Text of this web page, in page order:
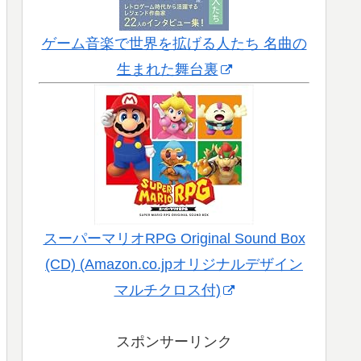
ゲーム音楽で世界を拡げる人たち 名曲の
生まれた舞台裏
スーパーマリオRPG Original Sound Box
(CD) (Amazon.co.jpオリジナルデザイン
マルチクロス付)
スポンサーリンク